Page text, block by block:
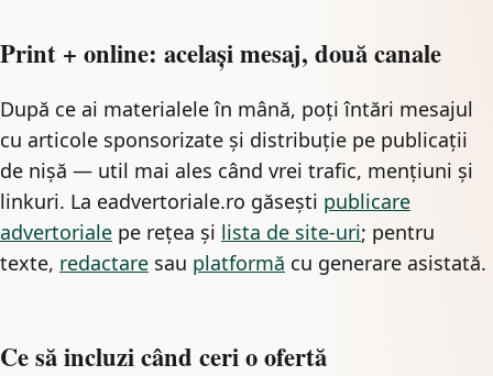
Print + online: același mesaj, două canale
După ce ai materialele în mână, poți întări mesajul
cu articole sponsorizate și distribuție pe publicații
de nișă — util mai ales când vrei trafic, mențiuni și
linkuri. La eadvertoriale.ro găsești publicare
advertoriale pe rețea și lista de site-uri; pentru
texte, redactare sau platformă cu generare asistată.
Ce să incluzi când ceri o ofertă